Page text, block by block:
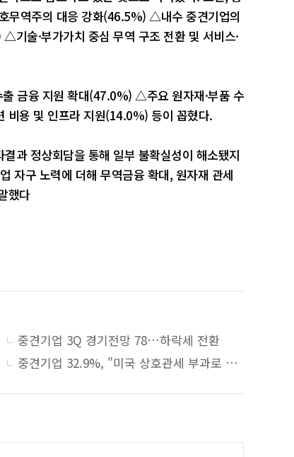
무역주의 대응 강화(46.5%) △내수 중견기업의
술·부가가치 중심 무역 구조 전환 및 서비스·
금융 지원 확대(47.0%) △주요 원자재·부품 수
용 및 인프라 지원(14.0%) 등이 꼽혔다.
과 정상회담을 통해 일부 불확실성이 해소됐지
자구 노력에 더해 무역금융 확대, 원자재 관세
했다
중견기업 3Q 경기전망 78…하락세 전환
중견기업 32.9%, "미국 상호관세 부과로 인한 수출경쟁력 하락 우려"